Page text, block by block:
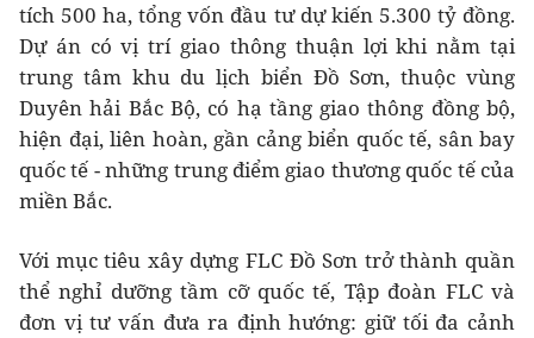
tích 500 ha, tổng vốn đầu tư dự kiến 5.300 tỷ đồng.
Dự án có vị trí giao thông thuận lợi khi nằm tại
trung tâm khu du lịch biển Đồ Sơn, thuộc vùng
Duyên hải Bắc Bộ, có hạ tầng giao thông đồng bộ,
hiện đại, liên hoàn, gần cảng biển quốc tế, sân bay
quốc tế - những trung điểm giao thương quốc tế của
miền Bắc.
Với mục tiêu xây dựng FLC Đồ Sơn trở thành quần
thể nghỉ dưỡng tầm cỡ quốc tế, Tập đoàn FLC và
đơn vị tư vấn đưa ra định hướng: giữ tối đa cảnh